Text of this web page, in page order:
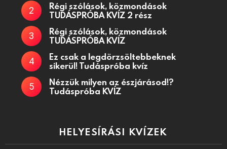
Régi szólások, közmondások
TUDÁSPRÓBA KVÍZ 2 rész
Régi szólások, közmondások
TUDÁSPRÓBA KVÍZ
Ez csak a legdörzsöltebbeknek
sikerül! Tudáspróba kvíz
Nézzük milyen az észjárásod!?
Tudáspróba KVÍZ
HELYESÍRÁSI KVÍZEK